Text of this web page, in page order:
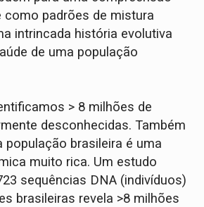
como padrões de mistura
intrincada história evolutiva
de uma população
> 8 milhões de
desconhecidas. Também
brasileira é uma
muito rica. Um estudo
sequências DNA (indivíduos)
brasileiras revela >8 milhões